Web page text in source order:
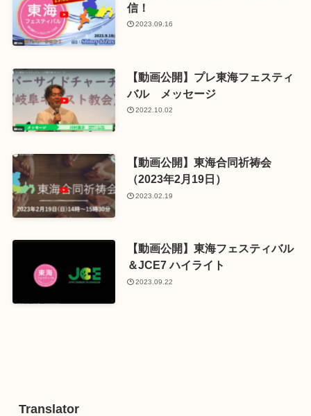
信！
2023.09.16
【動画公開】プレ東海フェスティ
バル メッセージ
2022.10.02
【動画公開】東海合同祈祷会
（2023年2月19日）
2023.02.19
【動画公開】東海フェスティバル
＆JCE7 ハイライト
2023.09.22
Translator